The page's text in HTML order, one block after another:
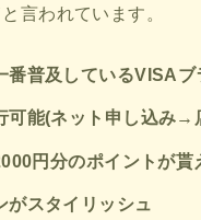
言われています。
番普及しているVISAブ
可能(ネット申し込み→
円分のポイントが貰
がスタイリッシュ